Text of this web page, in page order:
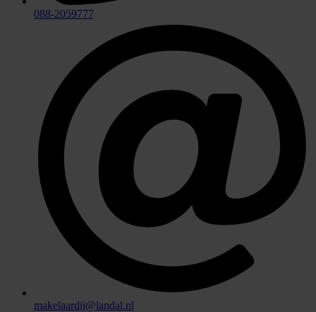
088-2059777
makelaardij@landal.nl